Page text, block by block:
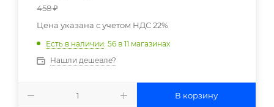
458₽
Цена указана с учетом НДС 22%
Есть в наличии: 56 в 11 магазинах
Нашли дешевле?
В корзину